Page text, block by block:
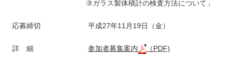
③ガラス製体積計の検査方法について」
応募締切 平成27年11月19日（金）
詳 細 参加者募集案内 （PDF)